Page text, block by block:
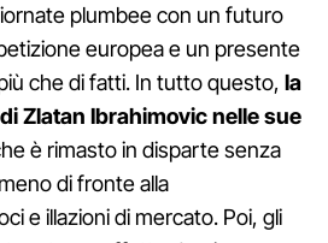
plumbee con un futuro
europea e un presente
che di fatti. In tutto questo, la
Zlatan Ibrahimovic nelle sue
è rimasto in disparte senza
di fronte alla
e illazioni di mercato. Poi, gli